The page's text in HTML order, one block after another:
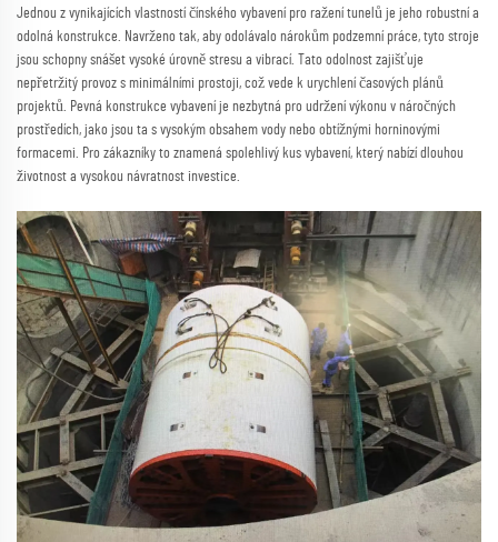
Jednou z vynikajících vlastností čínského vybavení pro ražení tunelů je jeho robustní a
odolná konstrukce. Navrženo tak, aby odolávalo nárokům podzemní práce, tyto stroje
jsou schopny snášet vysoké úrovně stresu a vibrací. Tato odolnost zajišťuje
nepřetržitý provoz s minimálními prostoji, což vede k urychlení časových plánů
projektů. Pevná konstrukce vybavení je nezbytná pro udržení výkonu v náročných
prostředích, jako jsou ta s vysokým obsahem vody nebo obtížnými horninovými
formacemi. Pro zákazníky to znamená spolehlivý kus vybavení, který nabízí dlouhou
životnost a vysokou návratnost investice.